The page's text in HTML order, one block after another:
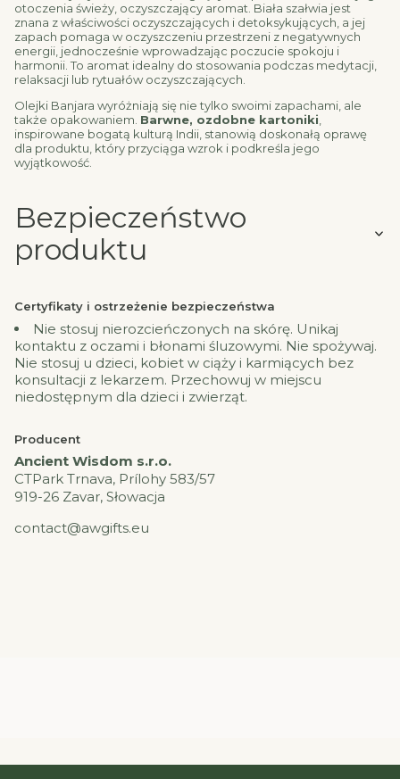
otoczenia świeży, oczyszczający aromat. Biała szałwia jest
znana z właściwości oczyszczających i detoksykujących, a jej
zapach pomaga w oczyszczeniu przestrzeni z negatywnych
energii, jednocześnie wprowadzając poczucie spokoju i
harmonii. To aromat idealny do stosowania podczas medytacji,
relaksacji lub rytuałów oczyszczających.
Olejki Banjara wyróżniają się nie tylko swoimi zapachami, ale
także opakowaniem. Barwne, ozdobne kartoniki
inspirowane bogatą kulturą Indii, stanowią doskonałą oprawę
dla produktu, który przyciąga wzrok i podkreśla jego
wyjątkowość.
Bezpieczeństwo
produktu
Certyfikaty i ostrzeżenie bezpieczeństwa
Nie stosuj nierozcieńczonych na skórę. Unikaj
kontaktu z oczami i błonami śluzowymi. Nie spożywaj.
Nie stosuj u dzieci, kobiet w ciąży i karmiących bez
konsultacji z lekarzem. Przechowuj w miejscu
niedostępnym dla dzieci i zwierząt.
Producent
Ancient Wisdom s.r.o.
CTPark Trnava, Prílohy 583/57
919-26 Zavar, Słowacja
contact@awgifts.eu